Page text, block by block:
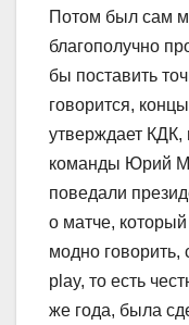
Потом был сам
благополучно
бы поставить
говорится,
утверждает КДК,
команды Юрий
поведали
о матче,
модно
play, то есть
же года, была